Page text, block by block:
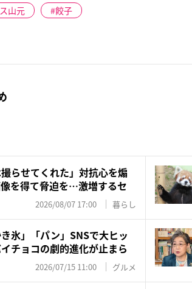
山元 餃子
撮らせてくれた」対抗心を煽
を得て脅迫を…激増するセ
2026/08/07 17:00 暮らし
き氷」「パン」SNSで大ヒッ
チョコの劇的進化が止まら
2026/07/15 11:00 グルメ